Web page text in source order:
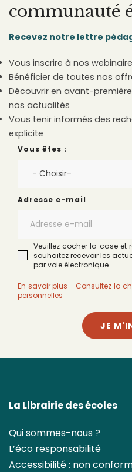
communauté
Recevez notre lettre
Vous inscrire à nos
Bénéficier de toutes nos
Découvrir en avant-
nos actualités
Vous tenir informés des
explicite
Vous êtes :
Adresse e-mail
Veuillez cocher la case et
souhaitez recevoir les
par voie électronique
En savoir plus - Consultez la
personnelles
JE
La Librairie des écoles
Qui sommes-nous ?
L’éco responsabilité
Accessibilité : non